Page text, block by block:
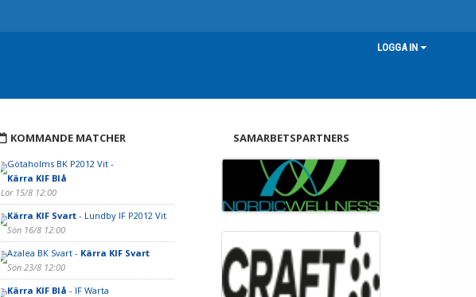
LOGGA IN
KOMMANDE MATCHER
Götaholms BK P2012 Vit -
Kärra KIF Blå
Lör 15/8 12:00
Kärra KIF Svart- Lundby IF P2012 Vit
Sön 16/8 12:00
Azalea BK Svart - Kärra KIF Svart
Sön 23/8 12:00
Kärra KIF Blå - IF Warta
SAMARBETSPARTNERS